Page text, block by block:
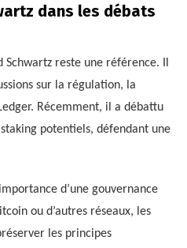
dans les débats
reste une référence. Il
sur la régulation, la
Récemment, il a débattu
potentiels, défendant une
d’une gouvernance
ou d’autres réseaux, les
les principes